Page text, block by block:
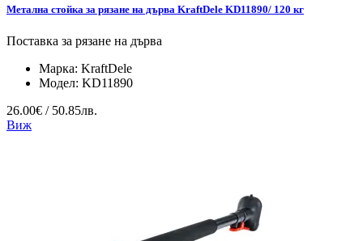
Метална стойка за рязане на дърва KraftDele KD11890/ 120 кг
Поставка за рязане на дърва
Марка: KraftDele
Модел: KD11890
26.00€ / 50.85лв.
Виж